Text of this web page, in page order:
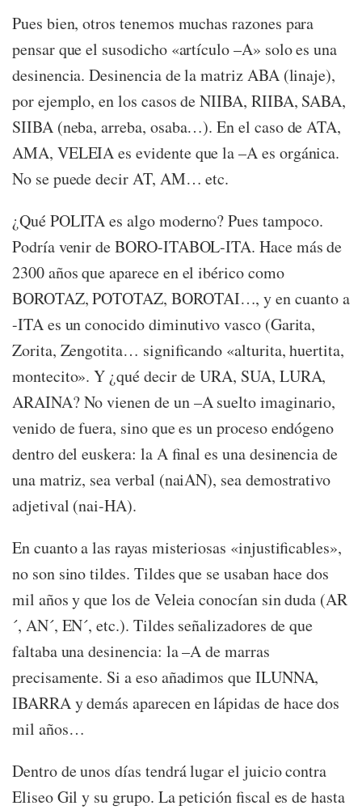
Pues bien, otros tenemos muchas razones para
pensar que el susodicho «artículo –A» solo es una
desinencia. Desinencia de la matriz ABA (linaje),
por ejemplo, en los casos de NIIBA, RIIBA, SABA,
SIIBA (neba, arreba, osaba…). En el caso de ATA,
AMA, VELEIA es evidente que la –A es orgánica.
No se puede decir AT, AM… etc.
¿Qué POLITA es algo moderno? Pues tampoco.
Podría venir de BORO-ITABOL-ITA. Hace más de
2300 años que aparece en el ibérico como
BOROTAZ, POTOTAZ, BOROTAI…, y en cuanto a
-ITA es un conocido diminutivo vasco (Garita,
Zorita, Zengotita… significando «alturita, huertita,
montecito». Y ¿qué decir de URA, SUA, LURA,
ARAINA? No vienen de un –A suelto imaginario,
venido de fuera, sino que es un proceso endógeno
dentro del euskera: la A final es una desinencia de
una matriz, sea verbal (naiAN), sea demostrativo
adjetival (nai-HA).
En cuanto a las rayas misteriosas «injustificables»,
no son sino tildes. Tildes que se usaban hace dos
mil años y que los de Veleia conocían sin duda (AR
´, AN´, EN´, etc.). Tildes señalizadores de que
faltaba una desinencia: la –A de marras
precisamente. Si a eso añadimos que ILUNNA,
IBARRA y demás aparecen en lápidas de hace dos
mil años…
Dentro de unos días tendrá lugar el juicio contra
Eliseo Gil y su grupo. La petición fiscal es de hasta